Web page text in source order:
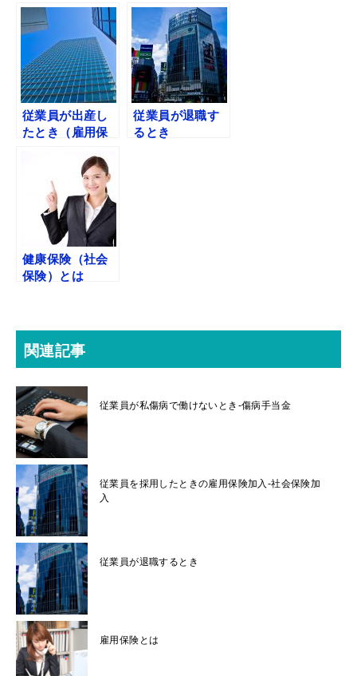
従業員が出産し
たとき（雇用保
従業員が退職す
るとき
健康保険（社会
保険）とは
関連記事
従業員が私傷病で働けないとき-傷病手当金
従業員を採用したときの雇用保険加入-社会保険加
入
従業員が退職するとき
雇用保険とは